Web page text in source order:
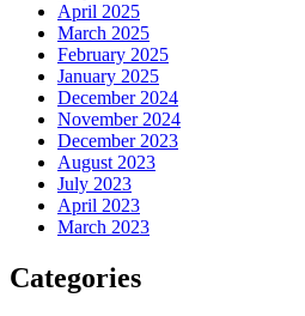
April 2025
March 2025
February 2025
January 2025
December 2024
November 2024
December 2023
August 2023
July 2023
April 2023
March 2023
Categories